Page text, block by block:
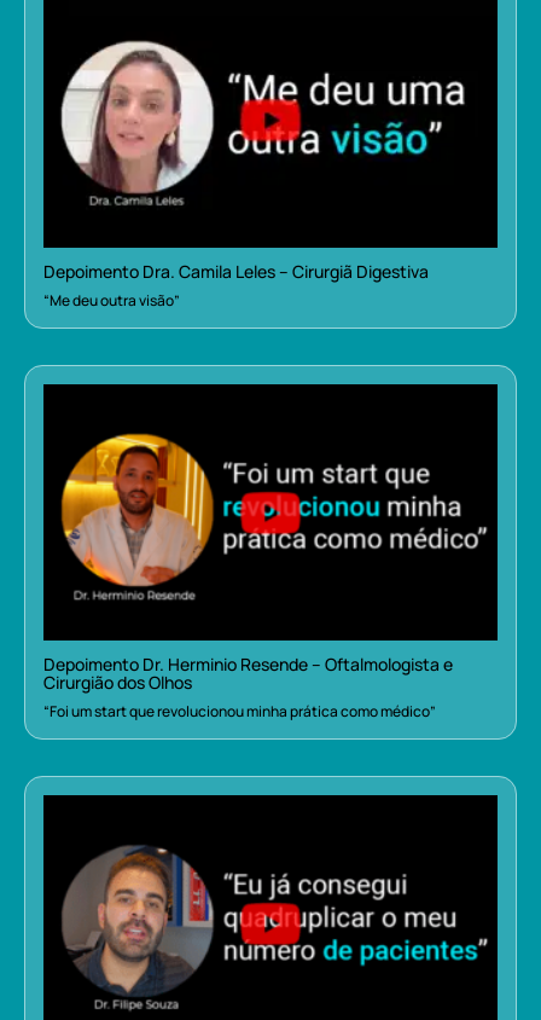
Depoimento Dra. Camila Leles – Cirurgiã Digestiva
“Me deu outra visão”
Depoimento Dr. Herminio Resende – Oftalmologista e
Cirurgião dos Olhos
“Foi um start que revolucionou minha prática como médico”